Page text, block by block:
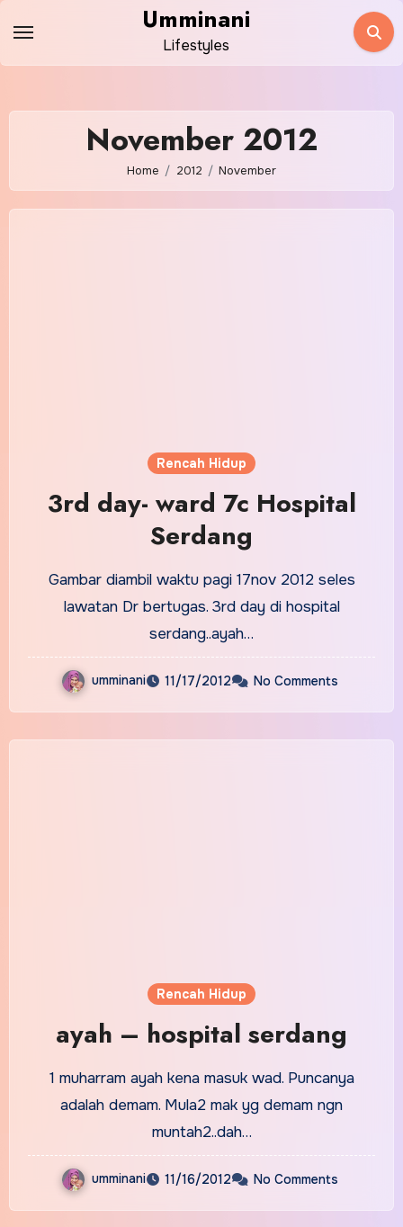
content
Umminani
Lifestyles
November 2012
Home 2012 November
Rencah Hidup
3rd day- ward 7c Hospital
Serdang
Gambar diambil waktu pagi 17nov 2012 seles
lawatan Dr bertugas. 3rd day di hospital
serdang..ayah…
umminani 11/17/2012 No Comments
Rencah Hidup
ayah – hospital serdang
1 muharram ayah kena masuk wad. Puncanya
adalah demam. Mula2 mak yg demam ngn
muntah2..dah…
umminani 11/16/2012 No Comments